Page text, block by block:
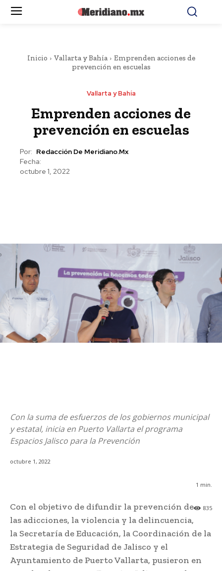
Inicio Vallarta y Bahía
Emprenden acciones de
prevención en escuelas
Vallarta y Bahía
Emprenden acciones de
prevención en escuelas
Por: Redacción De Meridiano.mx
Fecha:
octubre 1, 2022
Con la suma de esfuerzos de los gobiernos municipal
y estatal, inicia en Puerto Vallarta el programa
Espacios Jalisco para la Prevención
octubre 1, 2022
1 min.
835
Con el objetivo de difundir la prevención de
las adicciones, la violencia y la delincuencia,
la Secretaría de Educación, la Coordinación de la
Estrategia de Seguridad de Jalisco y el
Ayuntamiento de Puerto Vallarta, pusieron en